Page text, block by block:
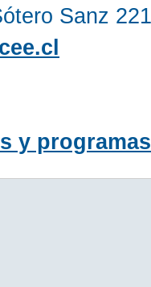
Sanz
y